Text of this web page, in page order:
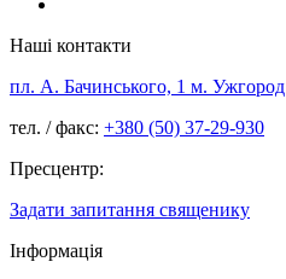
Наші контакти
пл. А. Бачинського, 1 м. Ужгород
тел. / факс: +380 (50) 37-29-930
Пресцентр:
Задати запитання священику
Інформація